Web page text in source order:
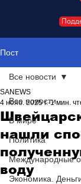
Пост
Все новости
В мире
Политика
Международные
Экономика.
Все новости
нашли
воду
SANEWS
4 нояб. 2025 г. 1 мин.